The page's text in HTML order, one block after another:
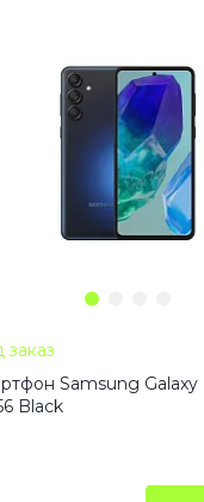
Pixel 8
Pixel 7
Pixel 6
Honor
заказ
Samsung Galaxy
Black